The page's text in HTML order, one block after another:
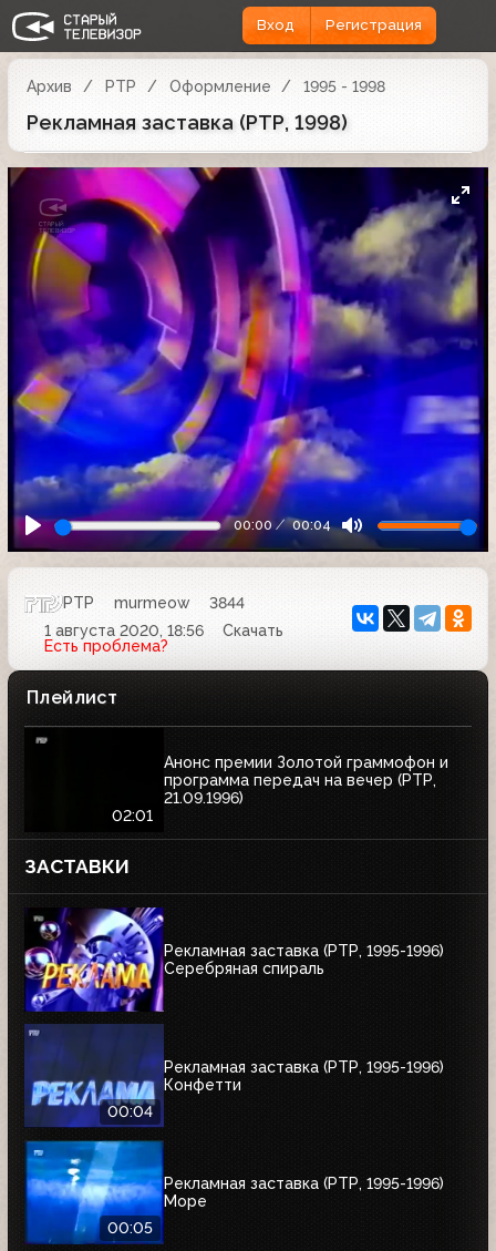
Вход Регистрация
Архив РТР Оформление 1995 - 1998
Рекламная заставка (РТР, 1998)
00:00 00:04
РТР murmeow
3844
1 августа 2020, 18:56
Скачать
Есть проблема?
Плейлист
02:01
Анонс премии Золотой граммофон и
программа передач на вечер (РТР,
21.09.1996)
ЗАСТАВКИ
Рекламная заставка (РТР, 1995-1996)
Серебряная спираль
00:04
Рекламная заставка (РТР, 1995-1996)
Конфетти
00:05
Рекламная заставка (РТР, 1995-1996)
Море